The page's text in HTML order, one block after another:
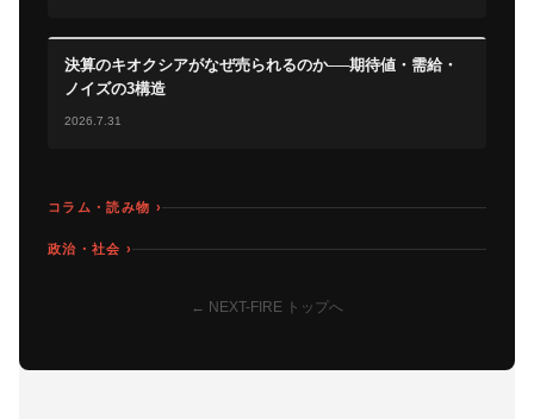
決算のキオクシアがなぜ売られるのか──期待値・需給・
ノイズの3構造
2026.7.31
コラム・読み物 ›
政治・社会 ›
← NEXT-FIRE トップへ